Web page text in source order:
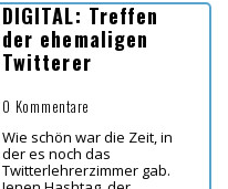
DIGITAL: Treffen
der ehemaligen
Twitterer
0 Kommentare
Wie schön war die Zeit, in
der es noch das
Twitterlehrerzimmer gab.